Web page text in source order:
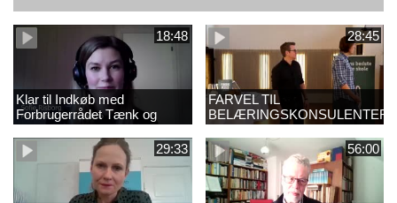
18:48
Klar til Indkøb med
Forbrugerrådet Tænk og
28:45
FARVEL TIL
29:33 56:00